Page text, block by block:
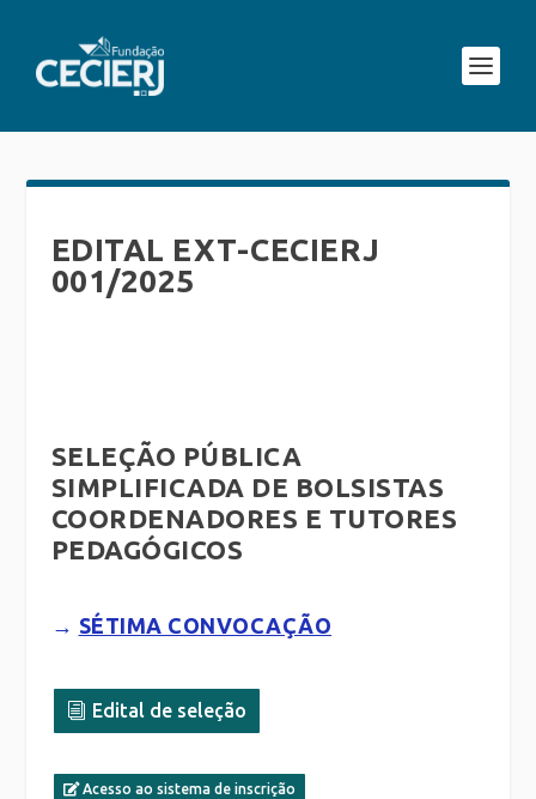
EDITAL EXT-CECIERJ
001/2025
SELEÇÃO PÚBLICA
SIMPLIFICADA DE BOLSISTAS
COORDENADORES E TUTORES
PEDAGÓGICOS
→ SÉTIMA CONVOCAÇÃO
Edital de seleção
Acesso ao sistema de inscrição